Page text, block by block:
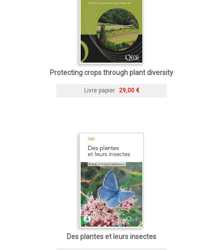
Protecting crops through plant diversity
Livre papier 29,00 €
Des plantes et leurs insectes